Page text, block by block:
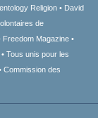
Religion
David
de
Freedom Magazine
Tous unis pour les
Commission des